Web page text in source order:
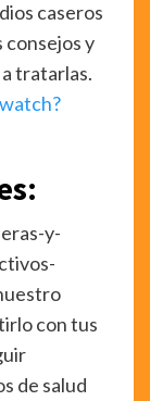
caseros
consejos y
tratarlas.
y-
con tus
de salud